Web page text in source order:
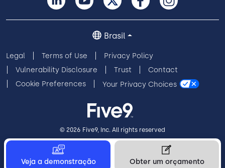
Veja a demonstração Obter um orçamento
Legal Terms of Use
Privacy Policy
Vulnerability Disclosure
Trust
Contact
Cookie Preferences
Your Privacy Choices
Brasil
© 2026 Five9, Inc. All rights reserved